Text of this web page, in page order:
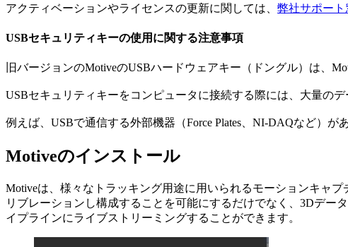
アクティベーションやライセンスの更新に関しては、 弊社サポート
USBセキュリティキーの使用に関する注意事項
旧バージョンのMotiveのUSBハードウェアキー（ドングル）は、
USBセキュリティキーをコンピュータに接続する際には、大量の
例えば、USBで通信する外部機器（Force Plates、NI-DAQなど）
Motiveのインストール
Motiveは、様々なトラッキング用途に用いられるモーションキャ
リブレーションし構成することを可能にするだけでなく、3Dデ
イプラインにライブストリーミングすることができます。